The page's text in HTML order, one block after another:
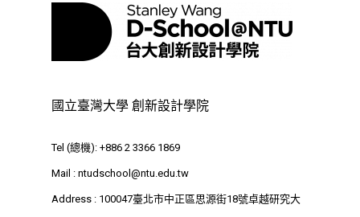
國立臺灣大學 創新設計學院
Tel (總機): +886 2 3366 1869
Mail : ntudschool@ntu.edu.tw
Address : 100047臺北市中正區思源街18號卓越研究大
學院簡介
業務單位